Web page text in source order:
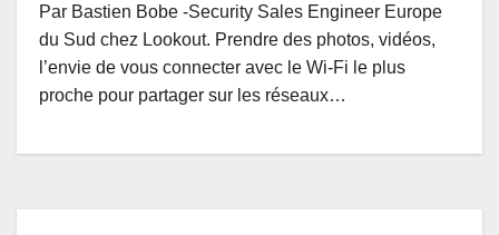
Par Bastien Bobe -Security Sales Engineer Europe
du Sud chez Lookout. Prendre des photos, vidéos,
l’envie de vous connecter avec le Wi-Fi le plus
proche pour partager sur les réseaux…